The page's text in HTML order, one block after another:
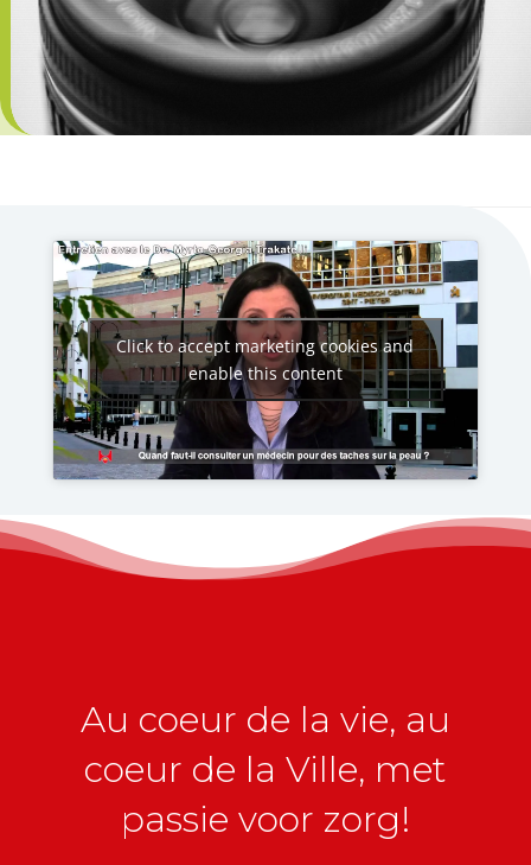
Click to accept marketing cookies and
enable this content
Au coeur de la vie, au
coeur de la Ville, met
passie voor zorg!